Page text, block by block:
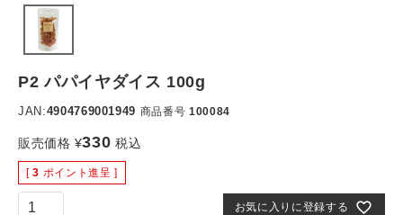
P2 パパイヤダイス 100g
JAN:4904769001949 商品番号 100084
販売価格 ¥330 税込
[ 3 ポイント進呈 ]
お気に入りに登録する